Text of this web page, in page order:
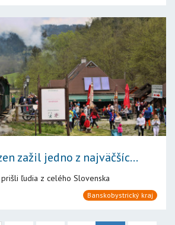
zažil jedno z najväčšíc...
ľudia z celého Slovenska
Banskobystrický kraj